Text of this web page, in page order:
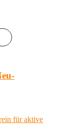
für aktive